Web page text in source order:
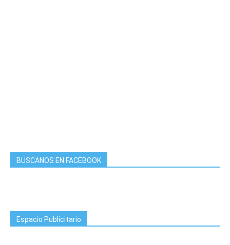
BUSCANOS EN FACEBOOK
Espacio Publicitario